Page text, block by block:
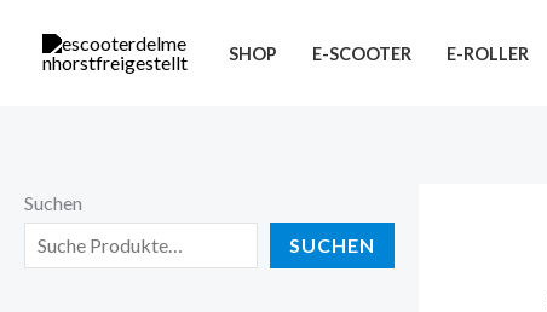
Inhalt
SHOP E-SCOOTER E-ROLLER
Suchen
SUCHEN
i
e
a
r
e